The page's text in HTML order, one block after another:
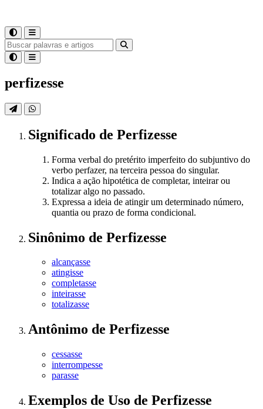
perfizesse
Significado de Perfizesse
Forma verbal do pretérito imperfeito do subjuntivo do
verbo perfazer, na terceira pessoa do singular.
Indica a ação hipotética de completar, inteirar ou
totalizar algo no passado.
Expressa a ideia de atingir um determinado número,
quantia ou prazo de forma condicional.
Sinônimo de Perfizesse
alcançasse
atingisse
completasse
inteirasse
totalizasse
Antônimo de Perfizesse
cessasse
interrompesse
parasse
Exemplos de Uso de Perfizesse